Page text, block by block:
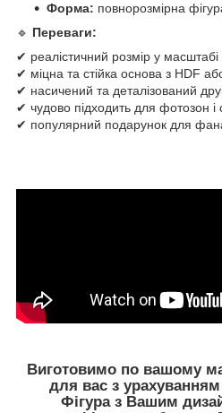
Форма: повнорозмірна
🔹 Переваги:
✔ реалістичний розмір у масштабі
✔ міцна та стійка основа з HDF
✔ насичений та деталізований
✔ чудово підходить для фотозон і
✔ популярний подарунок для
Виготовимо по вашому
для вас з
Фігура з Вашим